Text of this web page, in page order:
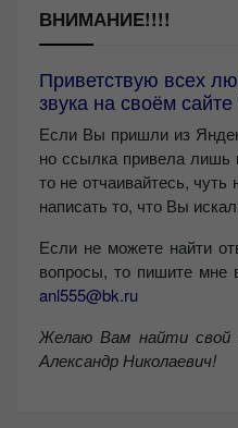
ВНИМАНИЕ!!!!
Приветствую всех
звука на своём
Если Вы пришли из
но ссылка привела лишь
то не отчаивайтесь,
написать то, что Вы
Если не можете найти
вопросы, то пишите мне
anl555@bk.ru
Желаю Вам найти свой
Александр Николаевич!